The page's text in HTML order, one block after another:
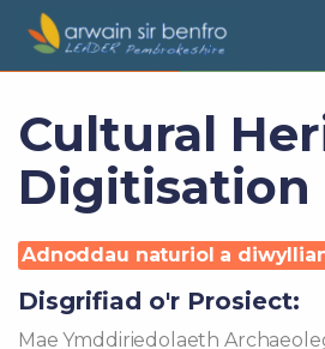
Cultural
Digitisation
Adnoddau naturiol a
Disgrifiad o'r Prosiect:
Mae Ymddiriedolaeth